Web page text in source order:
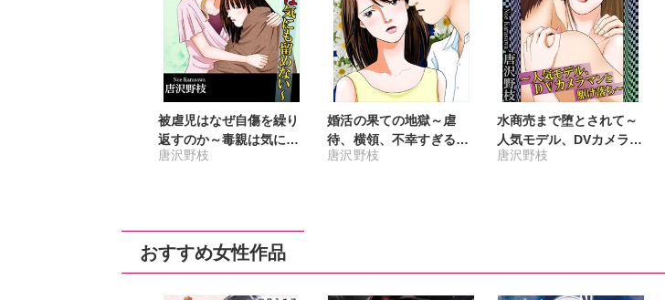
被虐児はなぜ自傷を繰り
返すのか～毒親は気にも
留めない～
唐沢野枝
婚活の果ての地獄～虐
待、横領、不幸すぎる女
の一生～
唐沢野枝
水商売まで堕とされて～
人気モデル、DVカメラマ
ンと駆け落ち～
唐沢野枝
おすすめ女性作品